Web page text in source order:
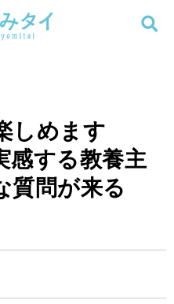
載
刊
集
部
る
閉じる
しめます
感する教養主
質問が来る